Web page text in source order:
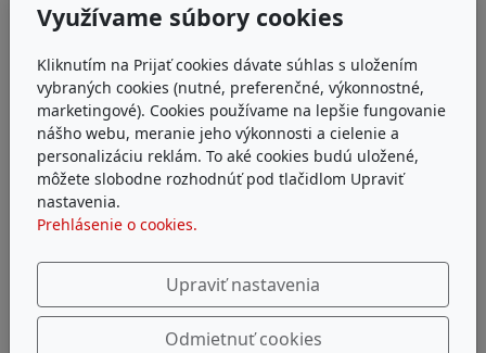
Využívame súbory cookies
Kliknutím na Prijať cookies dávate súhlas s uložením
vybraných cookies (nutné, preferenčné, výkonnostné,
marketingové). Cookies používame na lepšie fungovanie
nášho webu, meranie jeho výkonnosti a cielenie a
personalizáciu reklám. To aké cookies budú uložené,
môžete slobodne rozhodnúť pod tlačidlom Upraviť
nastavenia.
Prehlásenie o cookies.
Upraviť nastavenia
Odmietnuť cookies